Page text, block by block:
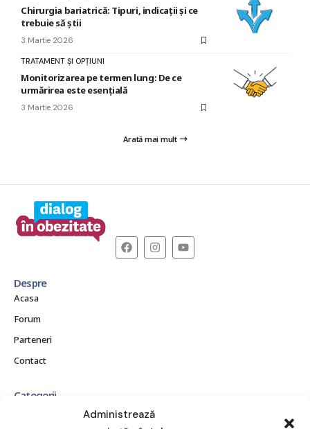
Administrează
Chirurgia bariatrică: Tipuri, indicații și ce
trebuie să știi
3 Martie 2026
TRATAMENT ȘI OPȚIUNI
Monitorizarea pe termen lung: De ce
urmărirea este esențială
3 Martie 2026
Arată mai mult
Despre
Acasa
Forum
Parteneri
Contact
Categorii
CE ESTE OBEZITATEA?